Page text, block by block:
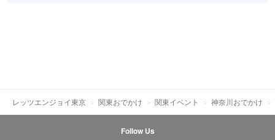
レッツエンジョイ東京 関東おでかけ 関東イベント 神奈川おでかけ
Follow Us